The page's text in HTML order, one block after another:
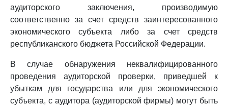
аудиторского заключения, производимую
соответственно за счет средств заинтересованного
экономического субъекта либо за счет средств
республиканского бюджета Российской Федерации.
В случае обнаружения неквалифицированного
проведения аудиторской проверки, приведшей к
убыткам для государства или для экономического
субъекта, с аудитора (аудиторской фирмы) могут быть